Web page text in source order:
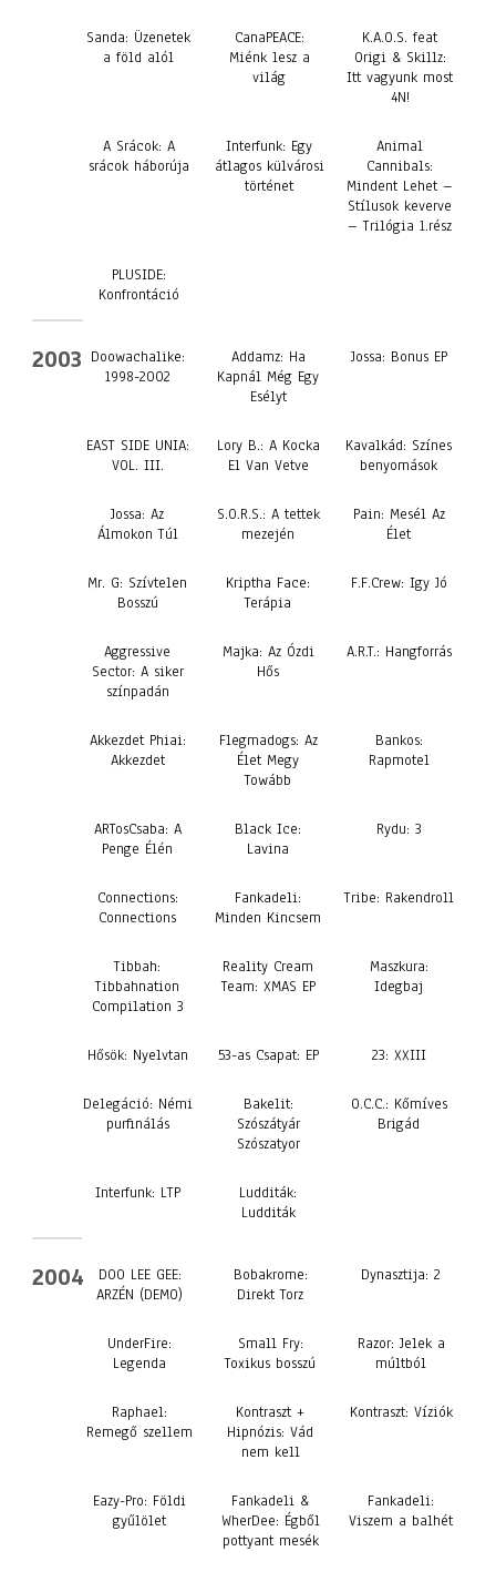
Sanda: Üzenetek
a föld alól
CanaPEACE:
Miénk lesz a
világ
K.A.O.S. feat
Origi & Skillz:
Itt vagyunk most
4N!
A Srácok: A
srácok háborúja
Interfunk: Egy
átlagos külvárosi
történet
Animal
Cannibals:
Mindent Lehet –
Stílusok keverve
– Trilógia 1.rész
PLUSIDE:
Konfrontáció
2003 Doowachalike:
1998-2002
Addamz: Ha
Kapnál Még Egy
Esélyt
Jossa: Bonus EP
EAST SIDE UNIA:
VOL. III.
Lory B.: A Kocka
El Van Vetve
Kavalkád: Színes
benyomások
Jossa: Az
Álmokon Túl
S.O.R.S.: A tettek
mezején
Pain: Mesél Az
Élet
Mr. G: Szívtelen
Bosszú
Kriptha Face:
Terápia
F.F.Crew: Igy Jó
Aggressive
Sector: A siker
színpadán
Majka: Az Ózdi
Hős
A.R.T.: Hangforrás
Akkezdet Phiai:
Akkezdet
Flegmadogs: Az
Élet Megy
Towább
Bankos:
Rapmotel
ARTosCsaba: A
Penge Élén
Black Ice:
Lavina
Rydu: 3
Connections:
Connections
Fankadeli:
Minden Kincsem
Tribe: Rakendroll
Tibbah:
Tibbahnation
Compilation 3
Reality Cream
Team: XMAS EP
Maszkura:
Idegbaj
Hősök: Nyelvtan 53-as Csapat: EP 23: XXIII
Delegáció: Némi
purfinálás
Bakelit:
Szószátyár
Szószatyor
O.C.C.: Kőmíves
Brigád
Interfunk: LTP
Ludditák:
Ludditák
2004
DOO LEE GEE:
ARZÉN (DEMO)
Bobakrome:
Direkt Torz
Dynasztija: 2
UnderFire:
Legenda
Small Fry:
Toxikus bosszú
Razor: Jelek a
múltból
Raphael:
Remegő szellem
Kontraszt +
Hipnózis: Vád
nem kell
Kontraszt: Víziók
Eazy-Pro: Földi
gyűlölet
Fankadeli &
WherDee: Égből
pottyant mesék
Fankadeli:
Viszem a balhét